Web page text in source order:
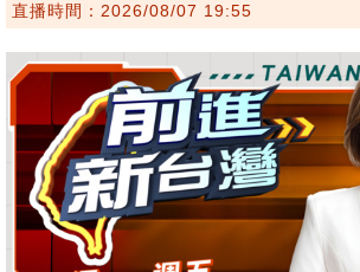
直播時間：2026/08/07 19:55